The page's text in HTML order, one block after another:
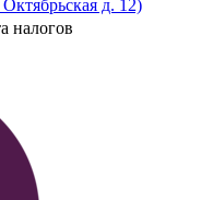
д. 12)
налогов